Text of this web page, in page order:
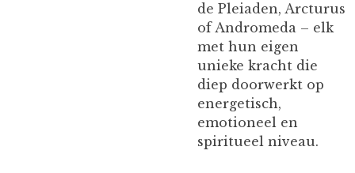
de Pleiaden, Arcturus
of Andromeda – elk
met hun eigen
unieke kracht die
diep doorwerkt op
energetisch,
emotioneel en
spiritueel niveau.